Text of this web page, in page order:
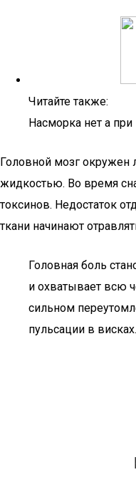
Читайте также:
Насморка нет а
Головной мозг окружен
жидкостью. Во время
токсинов. Недостаток
ткани начинают
Головная боль
и охватывает всю
сильном
пульсации в висках.